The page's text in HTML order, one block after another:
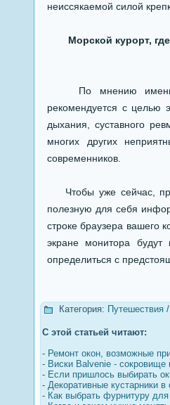
неиссякаемой силой
Морской курорт,
По мнению именитых
рекомендуется с целью
дыхания, суставного
многих других
современников.
Чтобы уже сейчас,
полезную для себя
строке браузера вашего
экране монитора будут
определиться с
Категория: Путешествия
С этой статьей читают:
- Ремонт окон, возможные
- Виски Balvenie - сокровище
- Если пришлось выбирать
- Декоративные кустарники в
- Как выбрать фурнитуру